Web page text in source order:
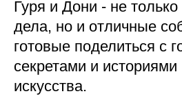
Гуря и Дони - не
дела, но и отличные
готовые поделиться с
секретами и
искусства.